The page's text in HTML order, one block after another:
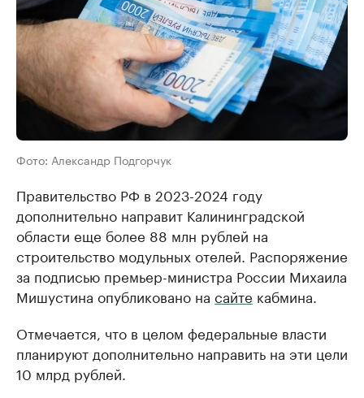
Фото: Александр Подгорчук
Правительство РФ в 2023-2024 году
дополнительно направит Калининградской
области еще более 88 млн рублей на
строительство модульных отелей. Распоряжение
за подписью премьер-министра России Михаила
Мишустина опубликовано на сайте кабмина.
Отмечается, что в целом федеральные власти
планируют дополнительно направить на эти цели
10 млрд рублей.